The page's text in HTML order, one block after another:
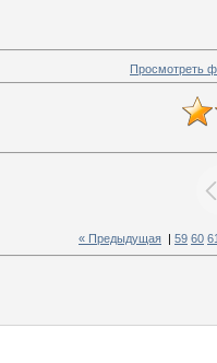
Просмотреть
« Предыдущая 59 60